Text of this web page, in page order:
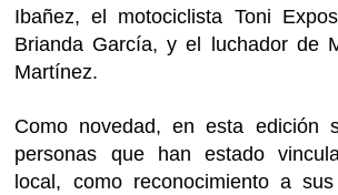
Ibañez, el motociclista Toni
Brianda García, y el luchador de
Martínez.
Como novedad, en esta edición
personas que han estado
local, como reconocimiento a